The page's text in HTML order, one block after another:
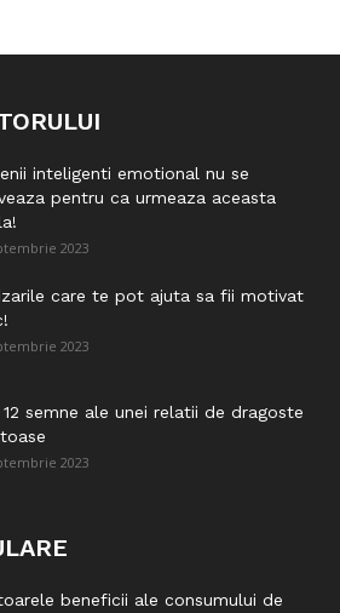
inteligenti emotional nu se
pentru ca urmeaza aceasta
2023
care te pot ajuta sa fii motivat
2023
12 semne ale unei relatii de dragoste
2023
beneficii ale consumului de